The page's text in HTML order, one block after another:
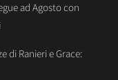
ad Agosto con
di Ranieri e Grace: